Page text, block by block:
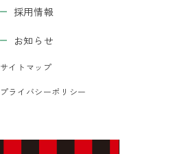
採用情報
お知らせ
サイトマップ
プライバシーポリシー